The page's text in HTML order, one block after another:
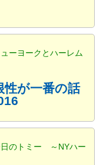
ーヨークとハーレム
性が一番の話
のトミー ～NYハー